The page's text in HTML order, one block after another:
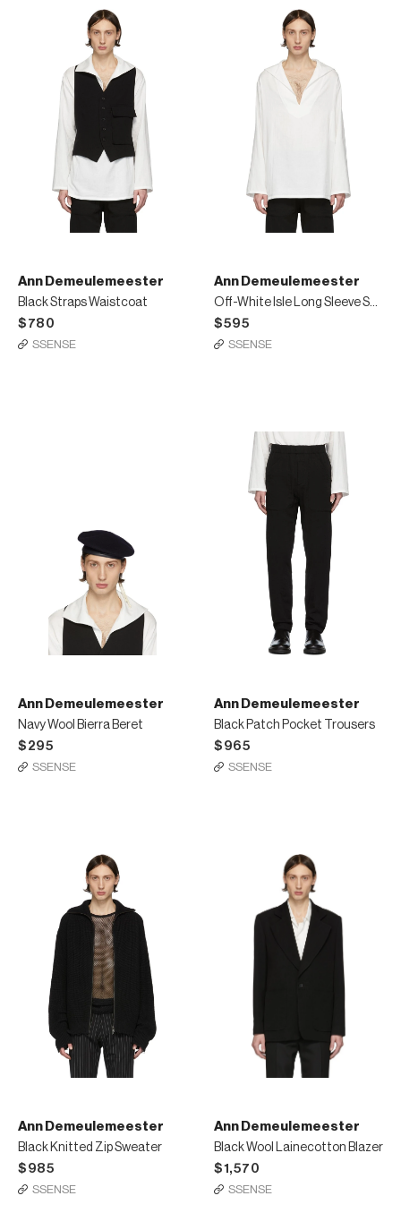
Ann Demeulemeester
Black Straps Waistcoat
$780
SSENSE
Ann Demeulemeester
Off-White Isle Long Sleeve Shirt
$595
SSENSE
Ann Demeulemeester
Navy Wool Bierra Beret
$295
SSENSE
Ann Demeulemeester
Black Patch Pocket Trousers
$965
SSENSE
Ann Demeulemeester
Black Knitted Zip Sweater
$985
SSENSE
Ann Demeulemeester
Black Wool Lainecotton Blazer
$1,570
SSENSE